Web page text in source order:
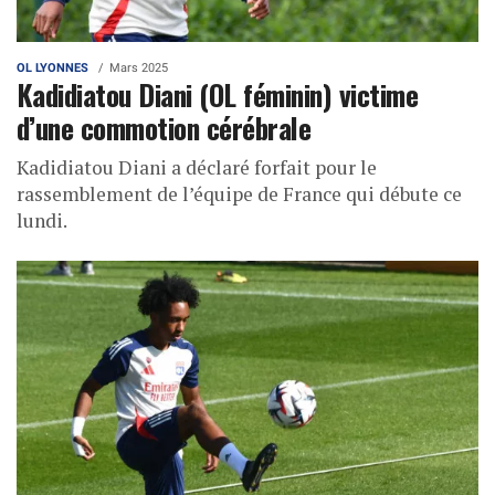
OL LYONNES Mars 2025
Kadidiatou Diani (OL féminin) victime
d’une commotion cérébrale
Kadidiatou Diani a déclaré forfait pour le
rassemblement de l’équipe de France qui débute ce
lundi.